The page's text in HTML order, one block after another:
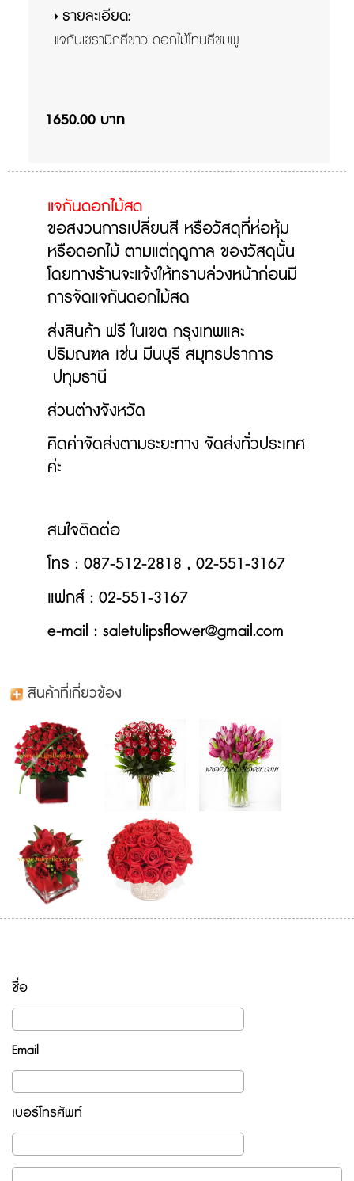
รายละเอียด:
แจกันเซรามิกสีขาว ดอกไม้โทนสีชมพู
1650.00 บาท
แจกันดอกไม้สด
ขอสงวนการเปลี่ยนสี หรือวัสดุที่ห่อหุ้ม
หรือดอกไม้ ตามแต่ฤดูกาล ของวัสดุนั้น
โดยทางร้านจะแจ้งให้ทราบล่วงหน้าก่อนมี
การจัดแจกันดอกไม้สด
ส่งสินค้า ฟรี ในเขต กรุงเทพและ
ปริมณฑล เช่น มีนบุรี สมุทรปราการ
ปทุมธานี
ส่วนต่างจังหวัด
คิดค่าจัดส่งตามระยะทาง จัดส่งทั่วประเทศ
ค่ะ
สนใจติดต่อ
โทร : 087-512-2818 , 02-551-3167
แฟกส์ : 02-551-3167
e-mail : saletulipsflower@gmail.com
สินค้าที่เกี่ยวข้อง
ชื่อ
Email
เบอร์โทรศัพท์